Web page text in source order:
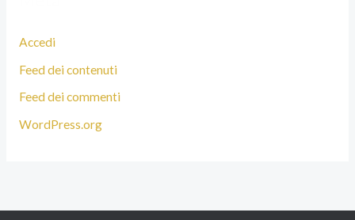
Accedi
Feed dei contenuti
Feed dei commenti
WordPress.org